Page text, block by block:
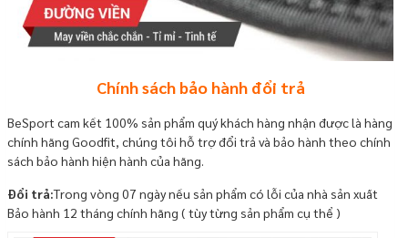
Chính sách bảo hành đổi trả
BeSport cam kết 100% sản phẩm quý khách hàng nhận được là hàng
chính hãng Goodfit, chúng tôi hỗ trợ đổi trả và bảo hành theo chính
sách bảo hành hiện hành của hãng.
Đổi trả:Trong vòng 07 ngày nếu sản phẩm có lỗi của nhà sản xuất
Bảo hành 12 tháng chính hãng ( tùy từng sản phẩm cụ thể )